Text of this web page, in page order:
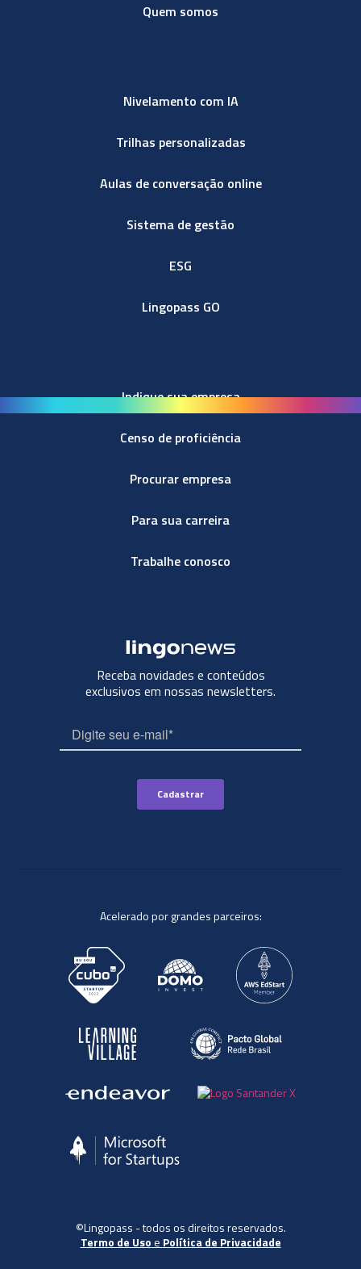
Quem somos
Nivelamento com IA
Trilhas personalizadas
Aulas de conversação online
Sistema de gestão
ESG
Lingopass GO
Indique sua empresa
Censo de proficiência
Procurar empresa
Para sua carreira
Trabalhe conosco
Receba novidades e conteúdos
exclusivos em nossas newsletters.
Acelerado por grandes parceiros:
©Lingopass - todos os direitos reservados.
Termo de Uso e Política de Privacidade